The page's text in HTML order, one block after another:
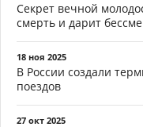
Секрет вечной
смерть и дарит
18 ноя 2025
В России создали
поездов
27 окт 2025